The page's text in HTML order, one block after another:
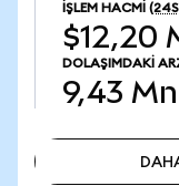
İŞLEM HACMI
$12,20
DOLAŞIMDAKI
9,43 Mn